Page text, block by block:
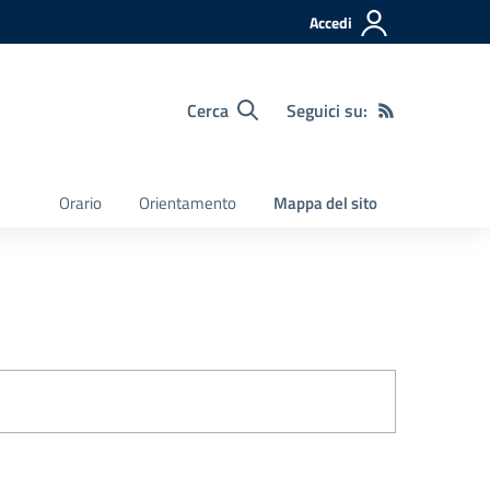
Accedi
Cerca Seguici su:
Orario Orientamento Mappa del sito